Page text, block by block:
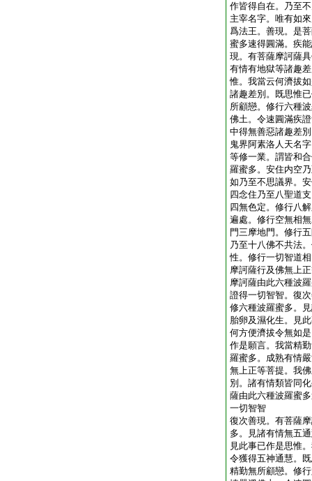
作皆得自在。乃至
主宰名字。唯有如
爲法王。善現。是
蜜多速得圓滿。疾
現。有菩薩摩訶薩
有情有地獄等諸趣
惟。我當云何濟拔
諸趣差別。既思惟
所顧戀。修行六種
佛土。令速圓滿疾
中得無善惡諸趣差
鬼界阿素洛人天名
等修一業。謂皆和
羅蜜多。安住内空
如乃至不思議界。
四念住乃至八聖道
四無色定。修行八
遍處。修行空無相
門三摩地門。修行
乃至十八佛不共法
性。修行一切智道
摩訶薩行及佛無上
摩訶薩由此六種波
證得一切智智。復
修六種波羅蜜多。
胎卵及濕化生。見
何方便濟拔令無如
作是願言。我當精
羅蜜多。成熟有情
無上正等菩提。我
別。諸有情類皆同
薩由此六種波羅蜜
一切智智
復次善現。有菩薩
多。見諸有情無五
見此事已作是思惟
令獲得五神通慧。
精勤無所顧戀。修